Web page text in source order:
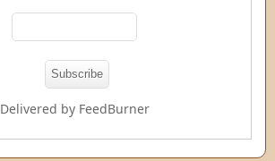
Delivered by FeedBurner